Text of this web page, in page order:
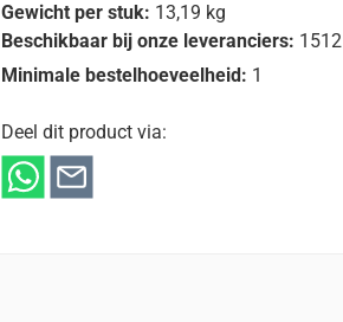
Gewicht per stuk: 13,19 kg
Beschikbaar bij onze leveranciers: 1512
Minimale bestelhoeveelheid: 1
Deel dit product via: